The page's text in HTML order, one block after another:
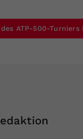
ATP-500-Turniers